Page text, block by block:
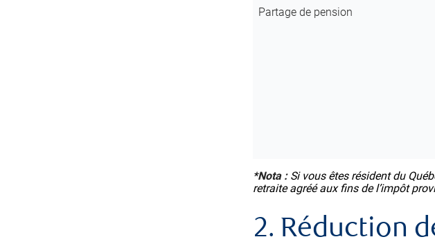
Partage de pension
*Nota :Si vous êtes résident du
retraite agréé aux fins de l’impôt
2. Réduction